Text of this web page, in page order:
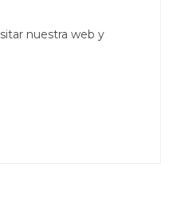
nuestra web y